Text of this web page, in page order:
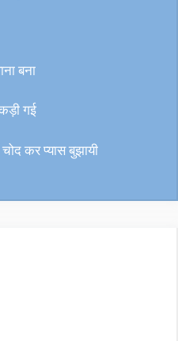
बना
गई
कर प्यास बुझायी